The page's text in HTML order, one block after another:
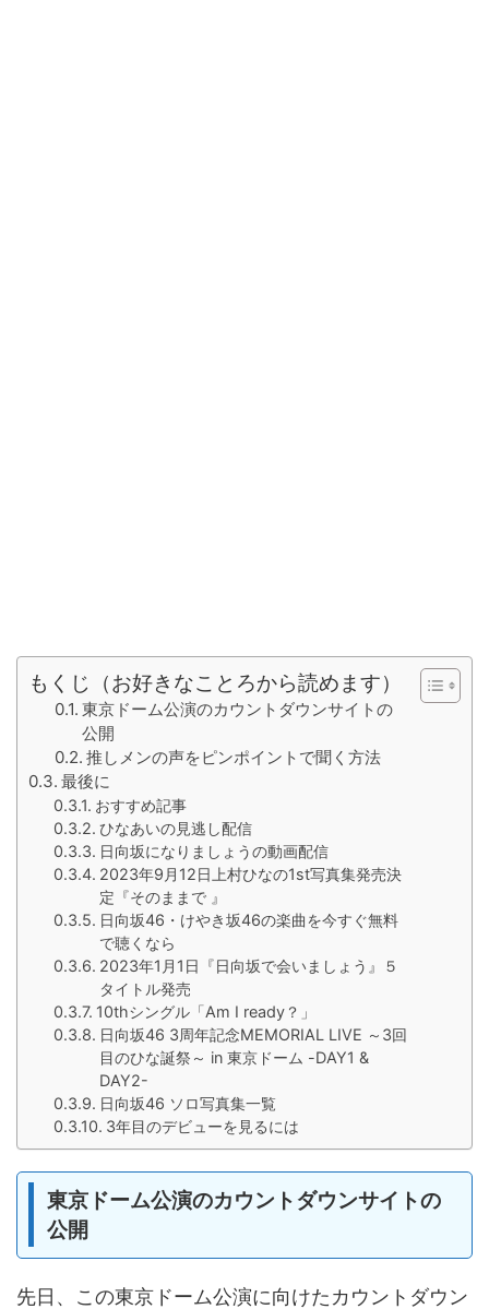
もくじ（お好きなことろから読めます）
東京ドーム公演のカウントダウンサイトの
公開
推しメンの声をピンポイントで聞く方法
最後に
おすすめ記事
ひなあいの見逃し配信
日向坂になりましょうの動画配信
2023年9月12日上村ひなの1st写真集発売決
定『そのままで 』
日向坂46・けやき坂46の楽曲を今すぐ無料
で聴くなら
2023年1月1日『日向坂で会いましょう』５
タイトル発売
10thシングル「Am I ready？」
日向坂46 3周年記念MEMORIAL LIVE ～3回
目のひな誕祭～ in 東京ドーム -DAY1 &
DAY2-
日向坂46 ソロ写真集一覧
3年目のデビューを見るには
東京ドーム公演のカウントダウンサイトの
公開
先日、この東京ドーム公演に向けたカウントダウン